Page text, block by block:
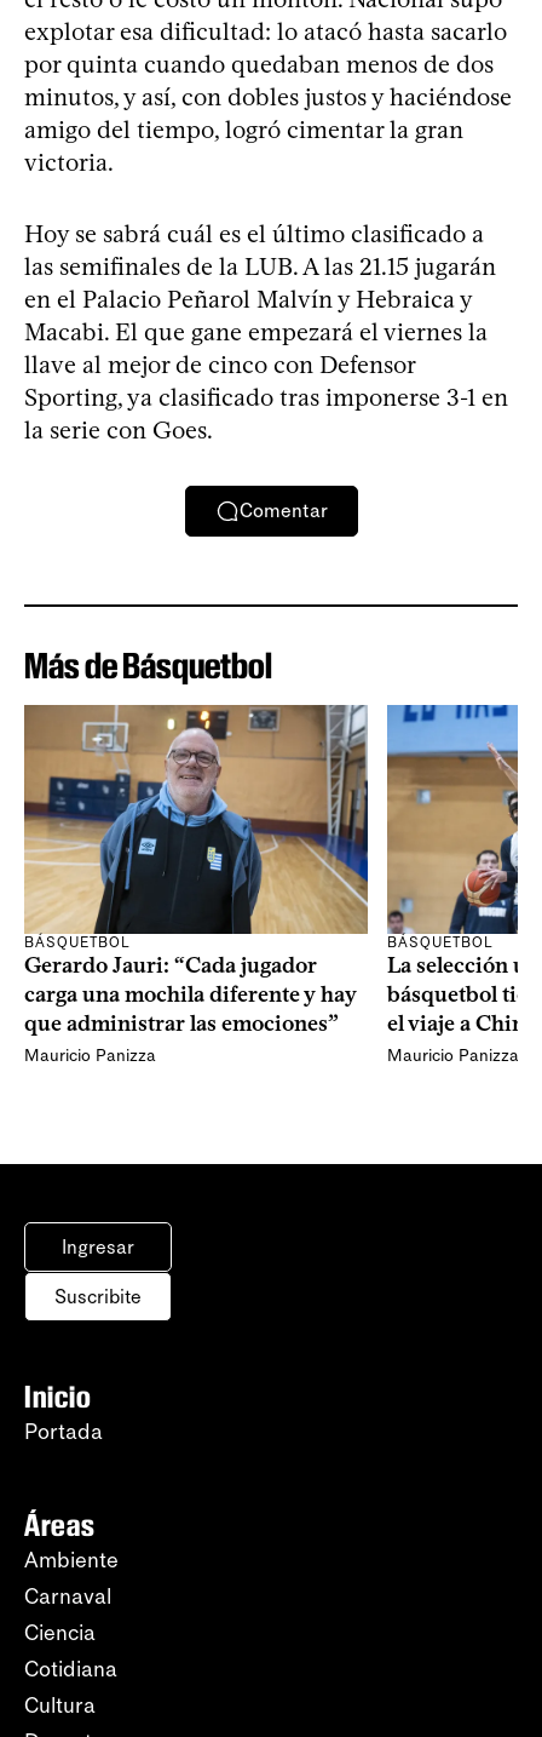
explotar esa dificultad: lo atacó hasta sacarlo
por quinta cuando quedaban menos de dos
minutos, y así, con dobles justos y haciéndose
amigo del tiempo, logró cimentar la gran
victoria.
Hoy se sabrá cuál es el último clasificado a
las semifinales de la LUB. A las 21.15 jugarán
en el Palacio Peñarol Malvín y Hebraica y
Macabi. El que gane empezará el viernes la
llave al mejor de cinco con Defensor
Sporting, ya clasificado tras imponerse 3-1 en
la serie con Goes.
Comentar
Más de Básquetbol
BÁSQUETBOL
Gerardo Jauri: “Cada jugador
carga una mochila diferente y hay
que administrar las emociones”
Mauricio Panizza
BÁSQUETBOL
La selección
básquetbol
el viaje a China
Mauricio Panizza
Ingresar
Suscribite
Inicio
Portada
Áreas
Ambiente
Carnaval
Ciencia
Cotidiana
Cultura